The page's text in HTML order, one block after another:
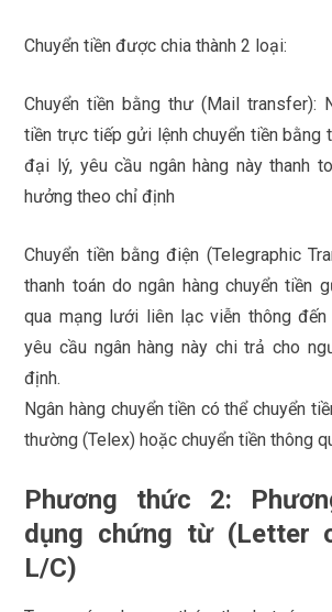
Chuyển tiền được chia thành 2 loại:
Chuyển tiền bằng thư (Mail transfer):
tiền trực tiếp gửi lệnh chuyển tiền bằng
đại lý, yêu cầu ngân hàng này thanh
hưởng theo chỉ định
Chuyển tiền bằng điện (Telegraphic
thanh toán do ngân hàng chuyển tiền
qua mạng lưới liên lạc viễn thông đến
yêu cầu ngân hàng này chi trả cho
định.
Ngân hàng chuyển tiền có thể chuyển
thường (Telex) hoặc chuyển tiền thông
Phương thức 2:
dụng chứng từ (Letter
L/C)